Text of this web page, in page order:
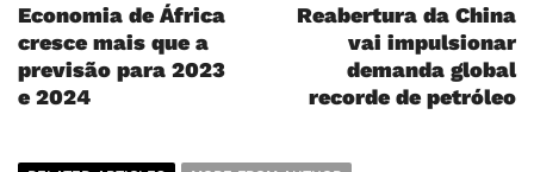
Economia de África
cresce mais que a
previsão para 2023
e 2024
Reabertura da China
vai impulsionar
demanda global
recorde de petróleo